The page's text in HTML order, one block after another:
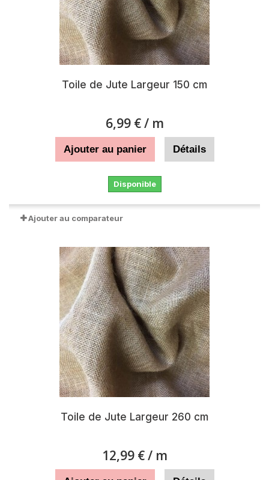
Toile de Jute Largeur 150 cm
6,99 €/ m
Ajouter au panier Détails
Disponible
Ajouter au comparateur
Toile de Jute Largeur 260 cm
12,99 €/ m